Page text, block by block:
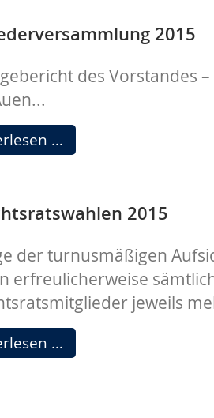
der
zum
Juli
2015
2015
des Vorstandes
…
2015
2015
der turnusmäßigen
erfreulicherweise
jeweils
… Aufsichtsratswahlen
2015